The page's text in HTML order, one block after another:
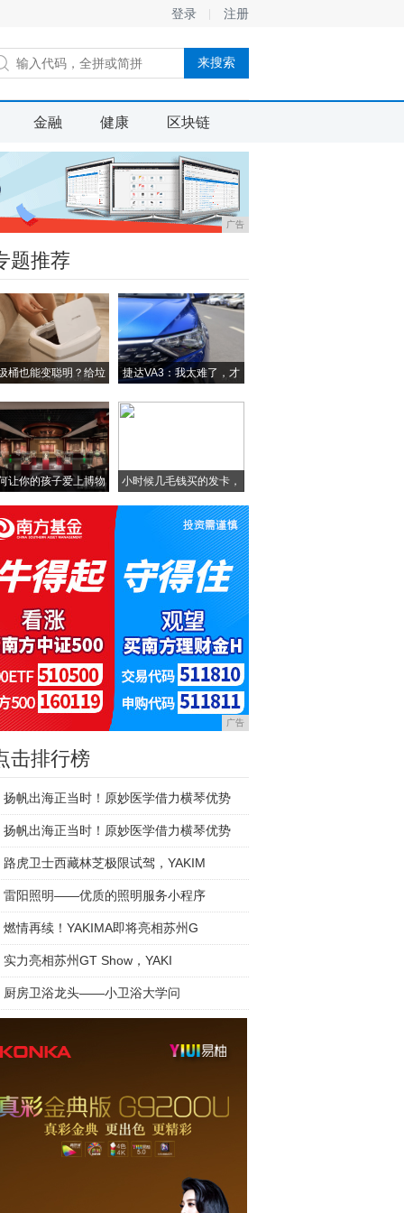
登录 注册
金融 健康 区块链
广告
题推荐
桶也能变聪明？给垃
捷达VA3：我太难了，才
让你的孩子爱上博物
馆
小时候几毛钱买的发卡，
这
广告
击排行榜
扬帆出海正当时！原妙医学借力横琴优势
扬帆出海正当时！原妙医学借力横琴优势
路虎卫士西藏林芝极限试驾，YAKIM
雷阳照明——优质的照明服务小程序
燃情再续！YAKIMA即将亮相苏州G
实力亮相苏州GT Show，YAKI
厨房卫浴龙头——小卫浴大学问